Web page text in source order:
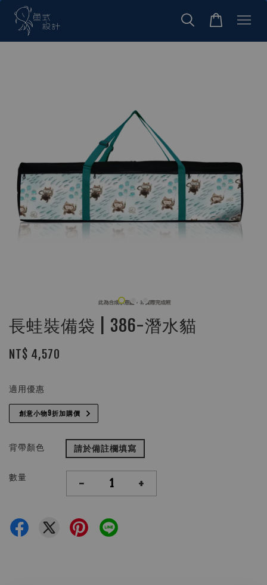
長蛙裝備袋 | 386-潛水貓
NT$ 4,570
適用優惠
創意小物9折加購價
背帶顏色 請於備註欄填寫
數量 - +